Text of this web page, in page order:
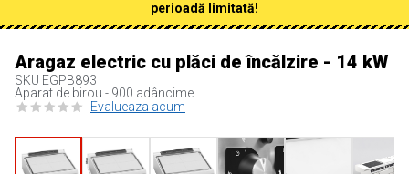
perioadă limitată!
Aragaz electric cu plăci de încălzire - 14 kW
SKU EGPB893
Aparat de birou - 900 adâncime
Evalueaza acum